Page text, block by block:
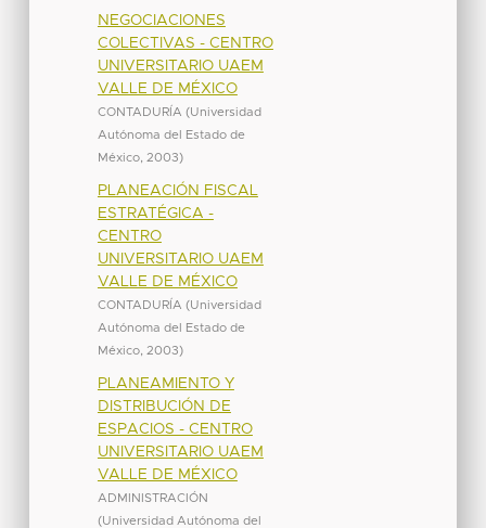
NEGOCIACIONES
COLECTIVAS - CENTRO
UNIVERSITARIO UAEM
VALLE DE MÉXICO
CONTADURÍA (Universidad
Autónoma del Estado de
México, 2003)
PLANEACIÓN FISCAL
ESTRATÉGICA -
CENTRO
UNIVERSITARIO UAEM
VALLE DE MÉXICO
CONTADURÍA (Universidad
Autónoma del Estado de
México, 2003)
PLANEAMIENTO Y
DISTRIBUCIÓN DE
ESPACIOS - CENTRO
UNIVERSITARIO UAEM
VALLE DE MÉXICO
ADMINISTRACIÓN
(Universidad Autónoma del